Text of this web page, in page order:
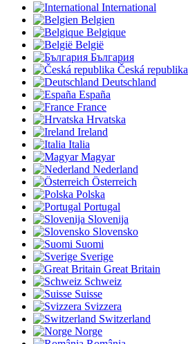
International
Belgien
Belgique
België
България
Česká republika
Deutschland
España
France
Hrvatska
Ireland
Italia
Magyar
Nederland
Österreich
Polska
Portugal
Slovenija
Slovensko
Suomi
Sverige
Great Britain
Schweiz
Suisse
Svizzera
Switzerland
Norge